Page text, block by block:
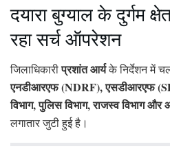
दयारा बुग्याल के दुर्गम
रहा सर्च ऑपरेशन
जिलाधिकारीप्रशांत आर्यके निर्देशन में
एनडीआरएफ (NDRF), एसडीआरएफ
विभाग, पुलिस विभाग, राजस्व विभाग
लगातार जुटी हुई है।